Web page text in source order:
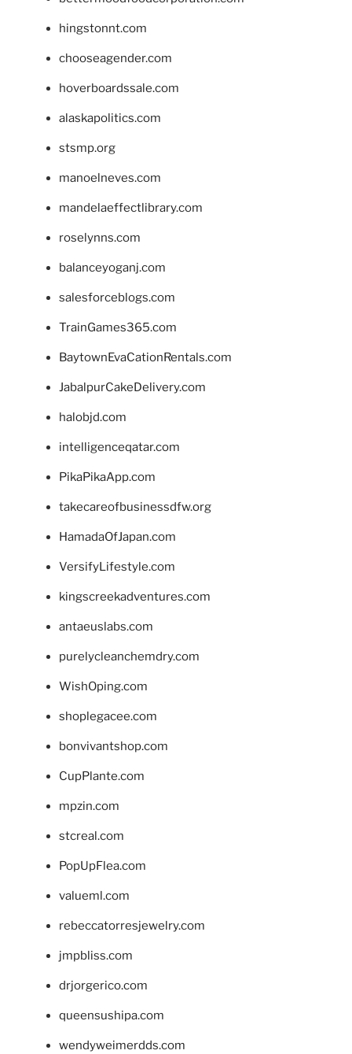
hingstonnt.com
chooseagender.com
hoverboardssale.com
alaskapolitics.com
stsmp.org
manoelneves.com
mandelaeffectlibrary.com
roselynns.com
balanceyoganj.com
salesforceblogs.com
TrainGames365.com
BaytownEvaCationRentals.com
JabalpurCakeDelivery.com
halobjd.com
intelligenceqatar.com
PikaPikaApp.com
takecareofbusinessdfw.org
HamadaOfJapan.com
VersifyLifestyle.com
kingscreekadventures.com
antaeuslabs.com
purelycleanchemdry.com
WishOping.com
shoplegacee.com
bonvivantshop.com
CupPlante.com
mpzin.com
stcreal.com
PopUpFlea.com
valueml.com
rebeccatorresjewelry.com
jmpbliss.com
drjorgerico.com
queensushipa.com
wendyweimerdds.com